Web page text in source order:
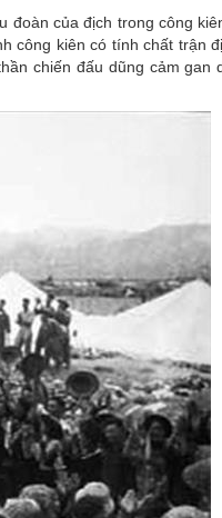
của địch trong công
công kiên có tính chất trận
chiến đấu dũng cảm gan